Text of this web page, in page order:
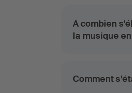
A combien
la musique
Comment